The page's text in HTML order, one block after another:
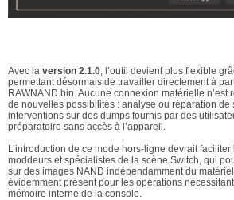
Avec la version 2.1.0, l’outil devient plus flexible
permettant désormais de travailler directement à
RAWNAND.bin. Aucune connexion matérielle n’est
de nouvelles possibilités : analyse ou réparation de
interventions sur des dumps fournis par des
préparatoire sans accès à l’appareil.
L’introduction de ce mode hors-ligne devrait
moddeurs et spécialistes de la scène Switch, qui
sur des images NAND indépendamment du
évidemment présent pour les opérations
mémoire interne de la console.